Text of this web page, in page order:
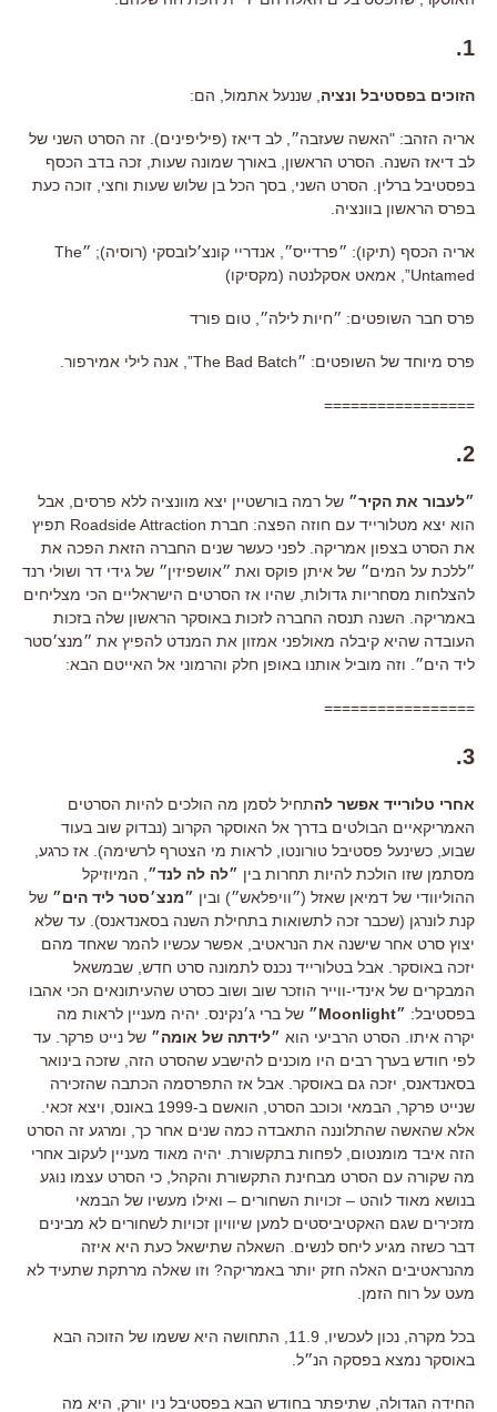
1.
הזוכים בפסטיבל ונציה , שננעל אתמול, הם:
אריה הזהב: "האשה שעזבה״, לב דיאז (פיליפינים). זה הסרט השני של
לב דיאז השנה. הסרט הראשון, באורך שמונה שעות, זכה בדב הכסף
בפסטיבל ברלין. הסרט השני, בסך הכל בן שלוש שעות וחצי, זוכה כעת
בפרס הראשון בוונציה.
אריה הכסף (תיקו): ״פרדייס״, אנדריי קונצ׳לובסקי (רוסיה); ״The
Untamed”, אמאט אסקלנטה (מקסיקו)
פרס חבר השופטים: ״חיות לילה״, טום פורד
פרס מיוחד של השופטים: ״The Bad Batch”, אנה לילי אמירפור.
=================
2.
״לעבור את הקיר״ של רמה בורשטיין יצא מוונציה ללא פרסים, אבל
הוא יצא מטלורייד עם חוזה הפצה: חברת Roadside Attraction תפיץ
את הסרט בצפון אמריקה. לפני כעשר שנים החברה הזאת הפכה את
״ללכת על המים״ של איתן פוקס ואת ״אושפיזין״ של גידי דר ושולי רנד
להצלחות מסחריות גדולות, שהיו אז הסרטים הישראליים הכי מצליחים
באמריקה. השנה תנסה החברה לזכות באוסקר הראשון שלה בזכות
העובדה שהיא קיבלה מאולפני אמזון את המנדט להפיץ את ״מנצ׳סטר
ליד הים״. וזה מוביל אותנו באופן חלק והרמוני אל האייטם הבא:
=================
3.
אחרי טלורייד אפשר להתחיל לסמן מה הולכים להיות הסרטים
האמריקאיים הבולטים בדרך אל האוסקר הקרוב (נבדוק שוב בעוד
שבוע, כשינעל פסטיבל טורונטו, לראות מי הצטרף לרשימה). אז כרגע,
מסתמן שזו הולכת להיות תחרות בין ״לה לה לנד״ , המיוזיקל
ההוליוודי של דמיאן שאזל (״וויפלאש״) ובין ״מנצ׳סטר ליד הים״ של
קנת לונרגן (שכבר זכה לתשואות בתחילת השנה בסאנדאנס). עד שלא
יצוץ סרט אחר שישנה את הנראטיב, אפשר עכשיו להמר שאחד מהם
יזכה באוסקר. אבל בטלורייד נכנס לתמונה סרט חדש, שבמשאל
המבקרים של אינדי-ווייר הוזכר שוב ושוב כסרט שהעיתונאים הכי אהבו
בפסטיבל: ״Moonlight״
של ברי ג׳נקינס. יהיה מעניין לראות מה
יקרה איתו. הסרט הרביעי הוא ״לידתה של אומה״ של נייט פרקר. עד
לפי חודש בערך רבים היו מוכנים להישבע שהסרט הזה, שזכה בינואר
בסאנדאנס, יזכה גם באוסקר. אבל אז התפרסמה הכתבה שהזכירה
שנייט פרקר, הבמאי וכוכב הסרט, הואשם ב-1999 באונס, ויצא זכאי.
אלא שהאשה שהתלוננה התאבדה כמה שנים אחר כך, ומרגע זה הסרט
הזה איבד מומנטום, לפחות בתקשורת. יהיה מאוד מעניין לעקוב אחרי
מה שקורה עם הסרט מבחינת התקשורת והקהל, כי הסרט עצמו נוגע
בנושא מאוד לוהט – זכויות השחורים – ואילו מעשיו של הבמאי
מזכירים שגם האקטיביסטים למען שיוויון זכויות לשחורים לא מבינים
דבר כשזה מגיע ליחס לנשים. השאלה שתישאל כעת היא איזה
מהנראטיבים האלה חזק יותר באמריקה? וזו שאלה מרתקת שתעיד לא
מעט על רוח הזמן.
בכל מקרה, נכון לעכשיו, 11.9, התחושה היא ששמו של הזוכה הבא
באוסקר נמצא בפסקה הנ״ל.
החידה הגדולה, שתיפתר בחודש הבא בפסטיבל ניו יורק, היא מה